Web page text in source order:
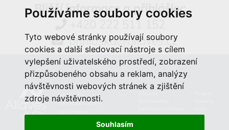
Používáme soubory cookies
Tyto webové stránky používají soubory
cookies a další sledovací nástroje s cílem
vylepšení uživatelského prostředí, zobrazení
přizpůsobeného obsahu a reklam, analýzy
návštěvnosti webových stránek a zjištění
zdroje návštěvnosti.
Souhlasím
Bližší informace a přihlášky:
+420 222 511 152
prihlaska@aliaves.cz
Aliaves & Co.,
Vyšehradská 320/49